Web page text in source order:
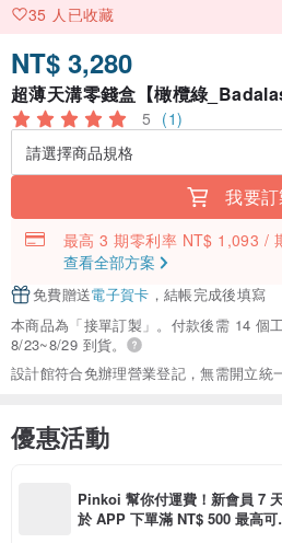
35 人已收藏
NT$ 3,280
超薄天溝零錢盒【橄欖綠
5 (1)
我要
最高 3 期零利率 NT$ 1,093 /
查看全部方案
免費贈送電子賀卡 ，結帳完成後填寫
本商品為「接單訂製」。付款後需 14 個
8/23~8/29 到貨。
設計館符合免辦理營業登記，無需開立統
優惠活動
Pinkoi 幫你付運費！新會員 7
於 APP 下單滿 NT$ 500 最高可